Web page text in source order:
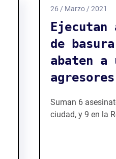
26 / Marzo / 2021
de
abaten a
Suman 6
ciudad, y 9 en la